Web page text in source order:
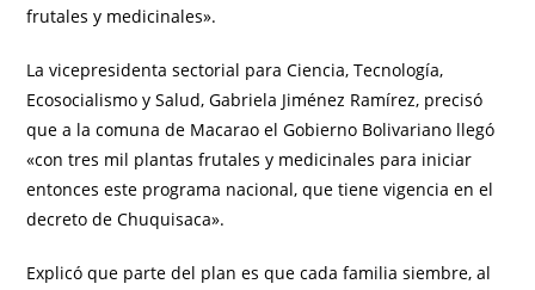
frutales y medicinales».
La vicepresidenta sectorial para Ciencia, Tecnología,
Ecosocialismo y Salud, Gabriela Jiménez Ramírez, precisó
que a la comuna de Macarao el Gobierno Bolivariano llegó
«con tres mil plantas frutales y medicinales para iniciar
entonces este programa nacional, que tiene vigencia en el
decreto de Chuquisaca».
Explicó que parte del plan es que cada familia siembre, al